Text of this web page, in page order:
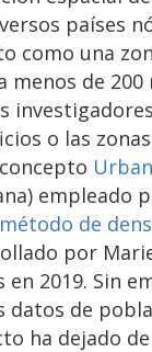
países
como una
menos de
o las
empleado
de
por
2019. Sin
datos de
ha dejado